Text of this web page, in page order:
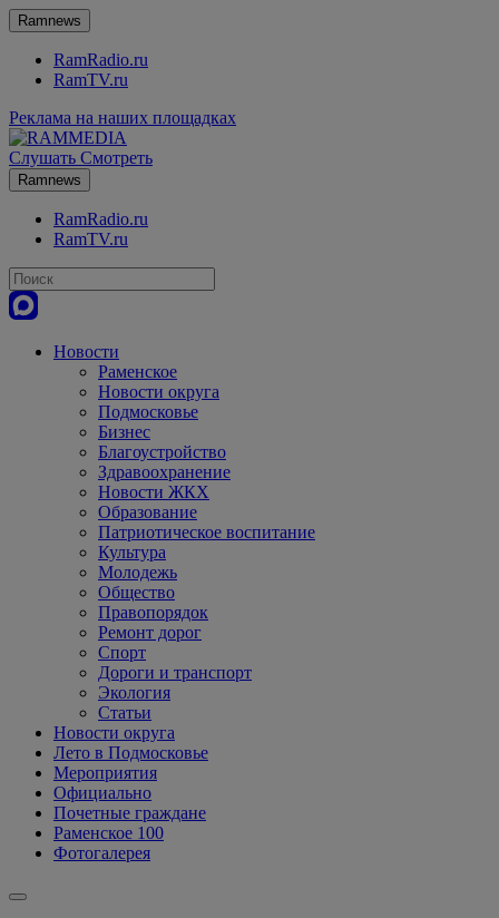
Ramnews
RamRadio.ru
RamTV.ru
Реклама на наших площадках
Слушать Смотреть
Ramnews
RamRadio.ru
RamTV.ru
Новости
Раменское
Новости округа
Подмосковье
Бизнес
Благоустройство
Здравоохранение
Новости ЖКХ
Образование
Патриотическое воспитание
Культура
Молодежь
Общество
Правопорядок
Ремонт дорог
Спорт
Дороги и транспорт
Экология
Статьи
Новости округа
Лето в Подмосковье
Мероприятия
Официально
Почетные граждане
Раменское 100
Фотогалерея